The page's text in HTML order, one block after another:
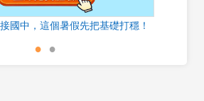
國中，這個暑假先把基礎打穩！